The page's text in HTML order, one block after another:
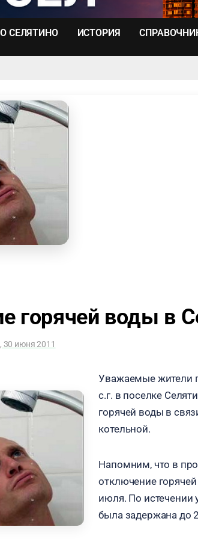
О СЕЛЯТИНО ИСТОРИЯ
горячей воды в
30 июня 2011
Уважаемые жители
с.г. в поселке
горячей воды в
котельной.
Напомним, что в
отключение
июля. По истечении
была задержана до